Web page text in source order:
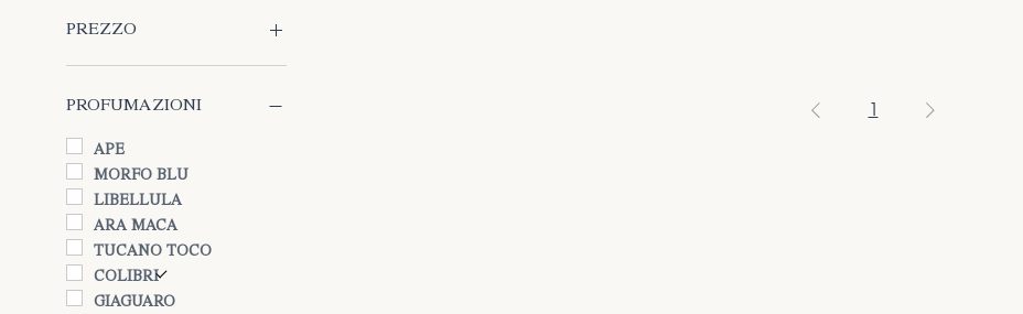
PREZZO
PROFUMAZIONI
APE
MORFO BLU
LIBELLULA
ARA MACA
TUCANO TOCO
COLIBRI
GIAGUARO